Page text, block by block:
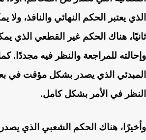
الذي يعتبر الحكم النهائي والنافذ، ولا
ثانيًا، هناك الحكم غير القطعي الذي
وإحالته للمراجعة والنظر فيه مجددًا.
المبدئي الذي يصدر بشكل مؤقت في
النظر في الأمر بشكل كامل.
وأخيرًا، هناك الحكم الشعبي الذي